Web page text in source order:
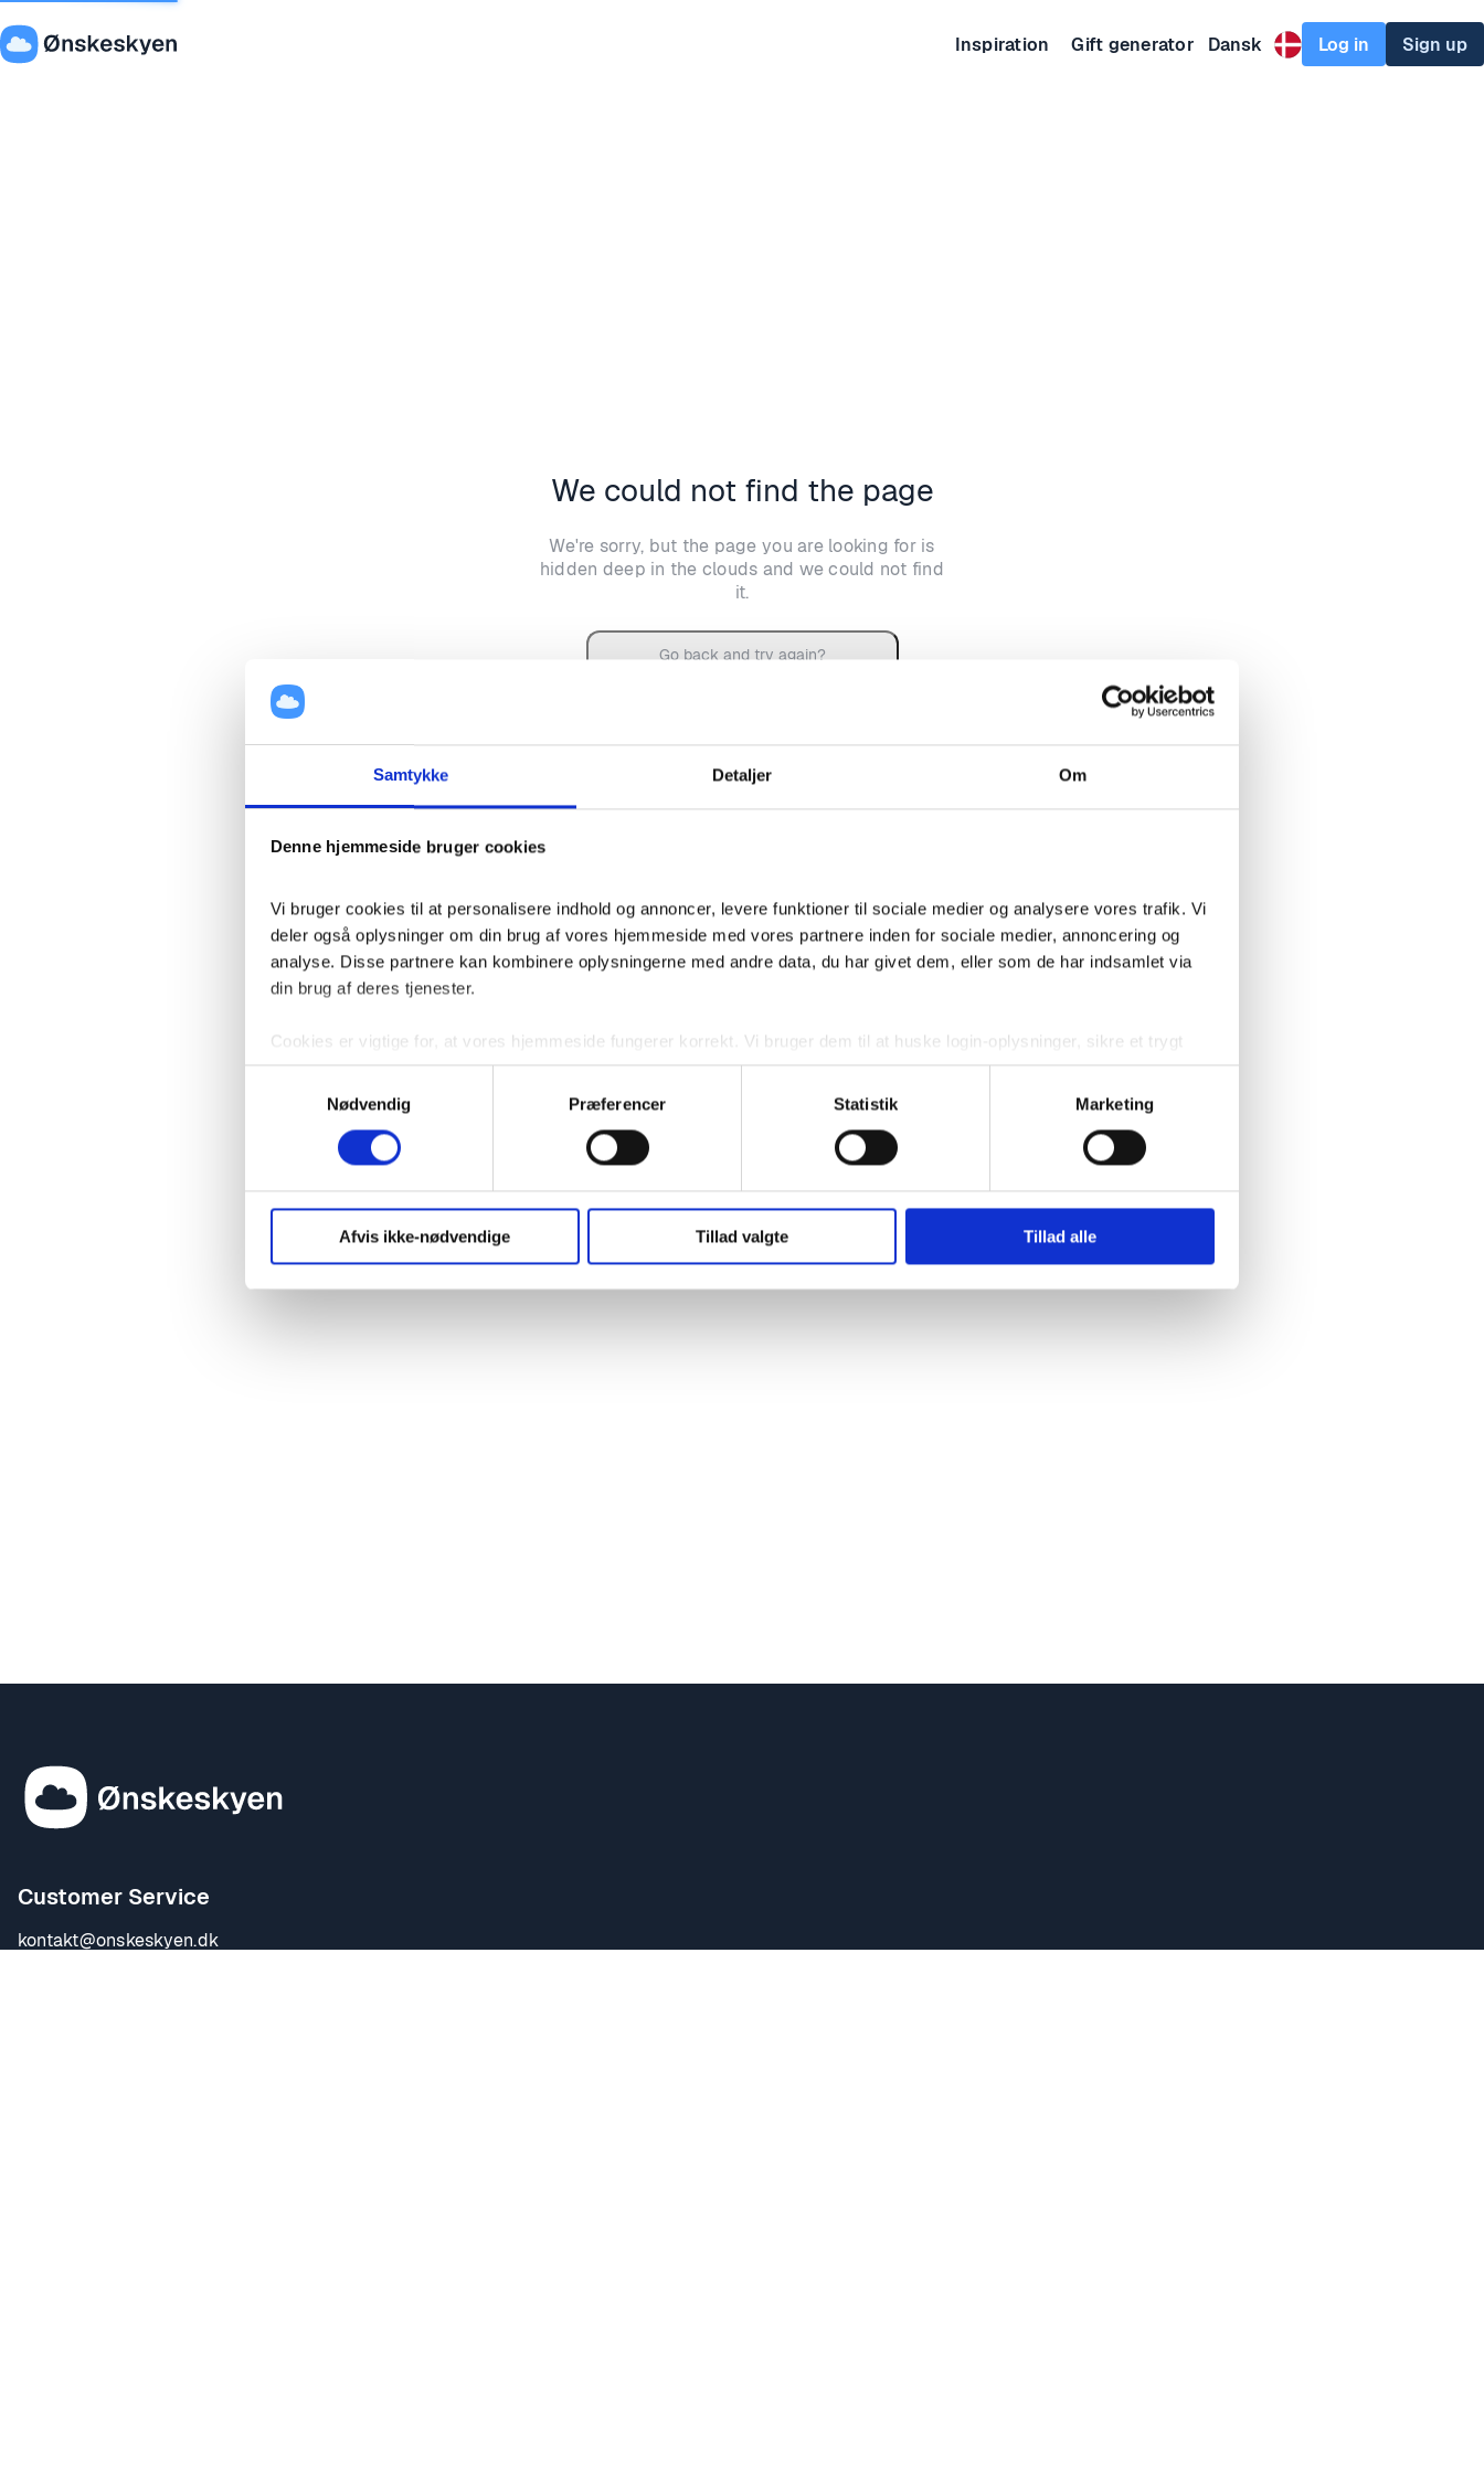
Samtykke Detaljer Om
Denne hjemmeside bruger cookies
Vi bruger cookies til at personalisere indhold og annoncer, levere funktioner til sociale medier og analysere vores trafik. Vi
deler også oplysninger om din brug af vores hjemmeside med vores partnere inden for sociale medier, annoncering og
analyse. Disse partnere kan kombinere oplysningerne med andre data, du har givet dem, eller som de har indsamlet via
din brug af deres tjenester.
Cookies er vigtige for, at vores hjemmeside fungerer korrekt. Vi bruger dem til at huske login-oplysninger, sikre et trygt
login og optimere hjemmesidens funktionalitet. Derudover indsamler vi statistiske data for at forbedre brugeroplevelsen og
analysere vores trafik.
Du kan til enhver tid trække dit samtykke tilbage ved at trykke på det lille ikon nede i venstre hjørne af siden. Du kan læse
Nødvendig
Præferencer Statistik Marketing
Afvis ikke-nødvendige Tillad valgte Tillad alle
Inspiration Gift generator Dansk Log in Sign up
We could not find the page
We're sorry, but the page you are looking for is
hidden deep in the clouds and we could not find
it.
Go back and try again?
Customer Service
kontakt@onskeskyen.dk